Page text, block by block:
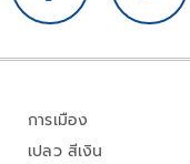
การเมือง
เปลว สีเงิน